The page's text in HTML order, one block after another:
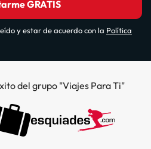
GRATIS
y estar de acuerdo con la Política
del grupo "Viajes Para Ti"